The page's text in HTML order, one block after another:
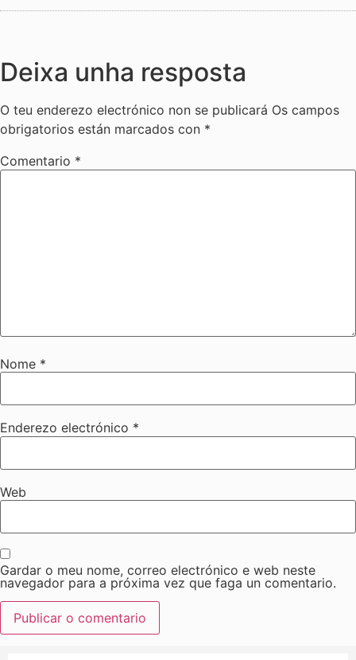
Deixa unha resposta
O teu enderezo electrónico non se publicará Os campos
obrigatorios están marcados con *
Comentario *
Nome *
Enderezo electrónico *
Web
Gardar o meu nome, correo electrónico e web neste
navegador para a próxima vez que faga un comentario.